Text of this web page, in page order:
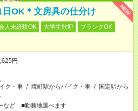
NEW
OK＊文房具の仕分け
人未経験OK 大学生歓迎
ブランクOK
円
ク・車 / 境町駅からバイク・車 / 国定駅から
など ■勤務地選べます